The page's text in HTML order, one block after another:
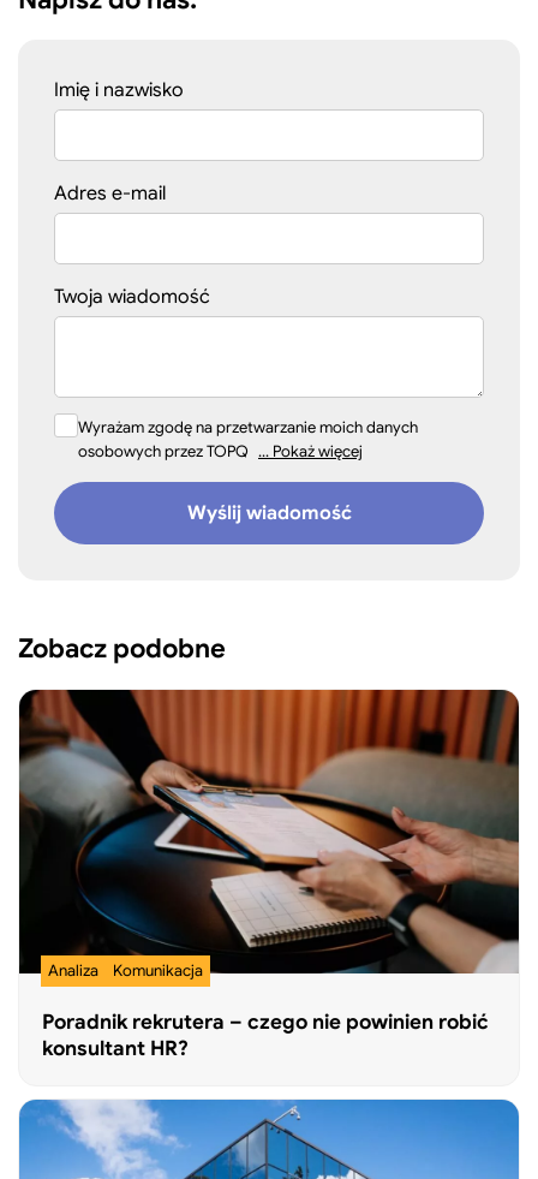
Imię i nazwisko
Adres e-mail
Twoja wiadomość
Wyrażam zgodę na przetwarzanie moich danych
osobowych przez TOPQ ... Pokaż więcej
Wyślij wiadomość
Zobacz podobne
Analiza Komunikacja
Poradnik rekrutera – czego nie powinien robić
konsultant HR?